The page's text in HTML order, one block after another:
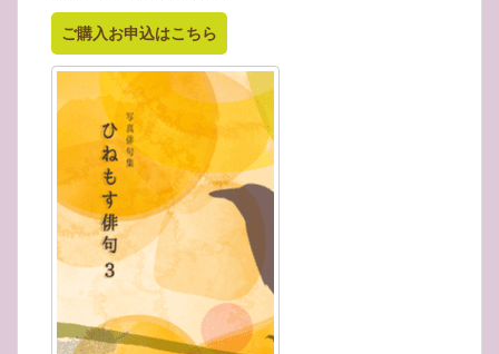
ご購入お申込はこちら